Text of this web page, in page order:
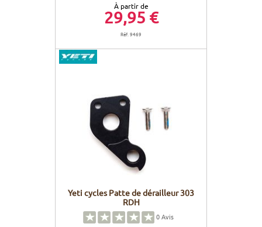
À partir de
29,95 €
Réf. 9469
Yeti cycles Patte de dérailleur 303
RDH
0Avis